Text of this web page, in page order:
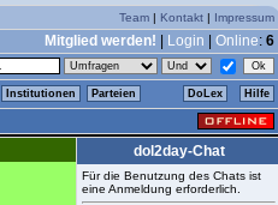
Team | Kontakt | Impressum
Mitglied werden! Login Online: 6
Institutionen Parteien DoLex Hilfe
dol2day-Chat
Für die Benutzung des Chats ist
eine Anmeldung erforderlich.